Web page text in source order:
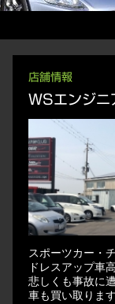
店舗情報
WSエンジニ
スポーツカー・
ドレスアップ車
悲しくも事故に
車も買い取りま